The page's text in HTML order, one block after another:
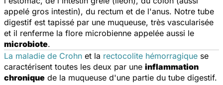
appelé gros intestin), du rectum et de l'anus. Notre tube
digestif est tapissé par une muqueuse, très vascularisée
et il renferme la flore microbienne appelée aussi le
microbiote.
La maladie de Crohn et la rectocolite hémorragique se
caractérisent toutes les deux par une inflammation
chronique de la muqueuse d'une partie du tube digestif.